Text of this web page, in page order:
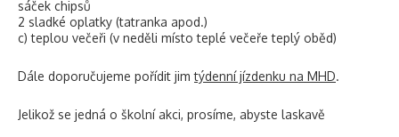
sáček chipsů
2 sladké oplatky (tatranka apod.)
c) teplou večeři (v neděli místo teplé večeře teplý oběd)
Dále doporučujeme pořídit jimtýdenní jízdenku na MHD.
Jelikož se jedná o školní akci, prosíme, abyste laskavě